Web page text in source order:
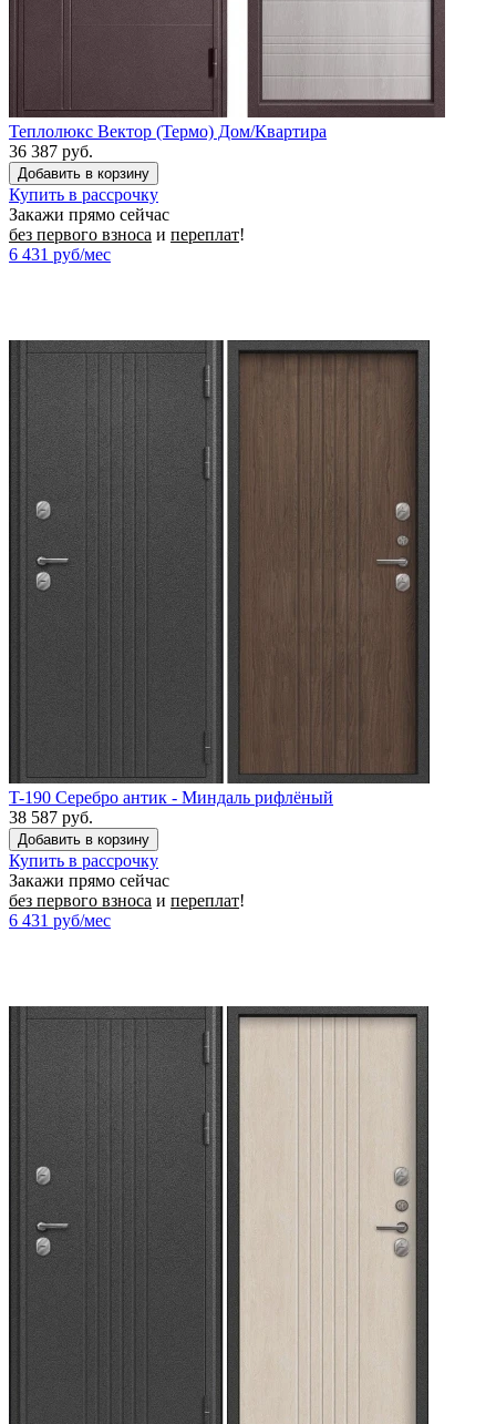
Теплолюкс Вектор (Термо) Дом/Квартира
36 387 руб.
Купить в рассрочку
Закажи прямо сейчас
без первого взноса и переплат!
6 431 руб/мес
T-190 Серебро антик - Миндаль рифлёный
38 587 руб.
Купить в рассрочку
Закажи прямо сейчас
без первого взноса и переплат!
6 431 руб/мес